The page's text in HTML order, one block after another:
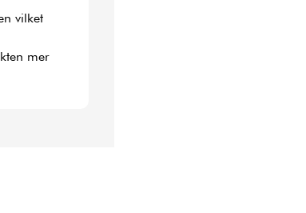
vilket
mer